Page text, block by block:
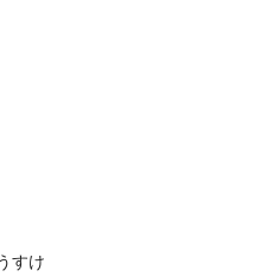
すけ